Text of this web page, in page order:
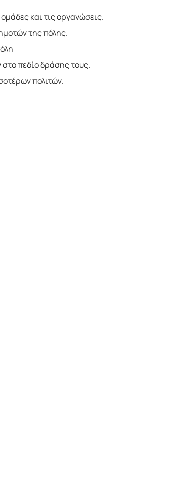
και τις οργανώσεις.
της πόλης.
στο πεδίο δράσης τους.
πολιτών.